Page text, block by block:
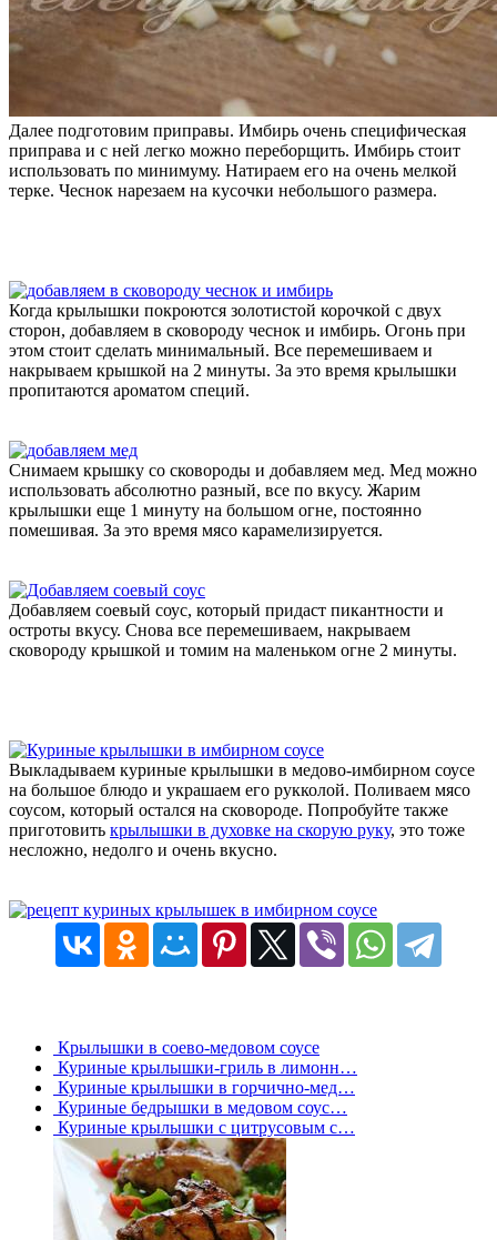
Далее подготовим приправы. Имбирь очень специфическая
приправа и с ней легко можно переборщить. Имбирь стоит
использовать по минимуму. Натираем его на очень мелкой
терке. Чеснок нарезаем на кусочки небольшого размера.
Когда крылышки покроются золотистой корочкой с двух
сторон, добавляем в сковороду чеснок и имбирь. Огонь при
этом стоит сделать минимальный. Все перемешиваем и
накрываем крышкой на 2 минуты. За это время крылышки
пропитаются ароматом специй.
Снимаем крышку со сковороды и добавляем мед. Мед можно
использовать абсолютно разный, все по вкусу. Жарим
крылышки еще 1 минуту на большом огне, постоянно
помешивая. За это время мясо карамелизируется.
Добавляем соевый соус, который придаст пикантности и
остроты вкусу. Снова все перемешиваем, накрываем
сковороду крышкой и томим на маленьком огне 2 минуты.
Выкладываем куриные крылышки в медово-имбирном соусе
на большое блюдо и украшаем его рукколой. Поливаем мясо
соусом, который остался на сковороде. Попробуйте также
приготовить крылышки в духовке на скорую руку, это тоже
несложно, недолго и очень вкусно.
Крылышки в соево-медовом соусе
Куриные крылышки-гриль в лимонн…
Куриные крылышки в горчично-мед…
Куриные бедрышки в медовом соус…
Куриные крылышки с цитрусовым с…